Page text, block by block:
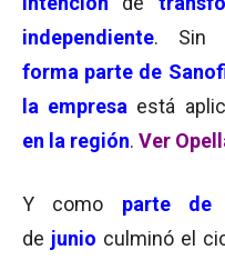
independiente. Sin
forma parte de
la empresa está
en la región. Ver
Y como parte de
de junio culminó el